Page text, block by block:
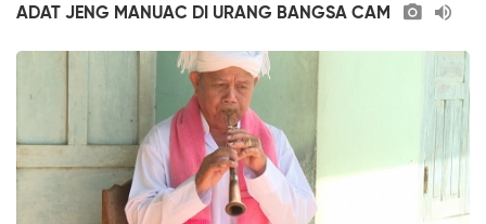
ADAT JENG MANUAC DI URANG BANGSA CAM